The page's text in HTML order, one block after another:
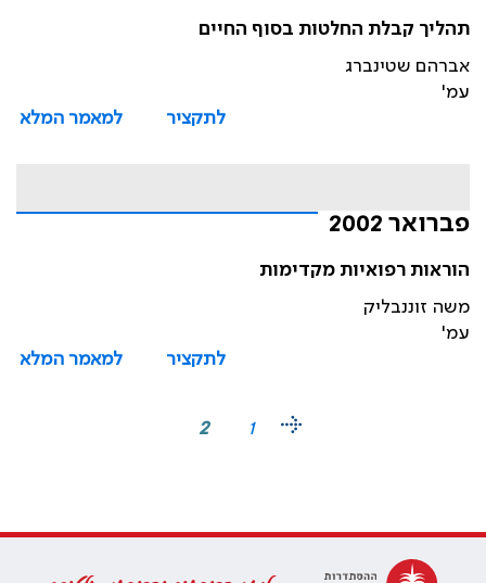
תהליך קבלת החלטות בסוף החיים
אברהם שטינברג
עמ'
לתקציר
למאמר המלא
פברואר 2002
הוראות רפואיות מקדימות
משה זוננבליק
עמ'
לתקציר
למאמר המלא
1
2